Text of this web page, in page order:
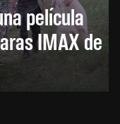
película
IMAX de